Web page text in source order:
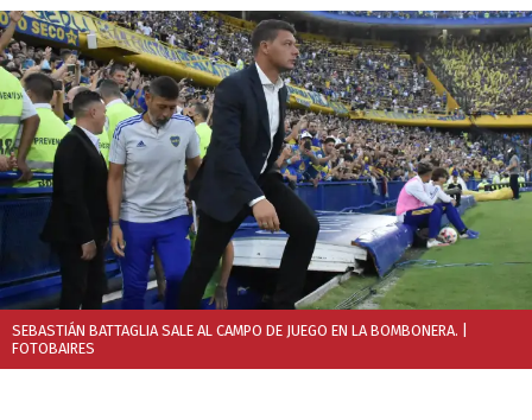
SEBASTIÁN BATTAGLIA SALE AL CAMPO DE JUEGO EN LA BOMBONERA.
FOTOBAIRES